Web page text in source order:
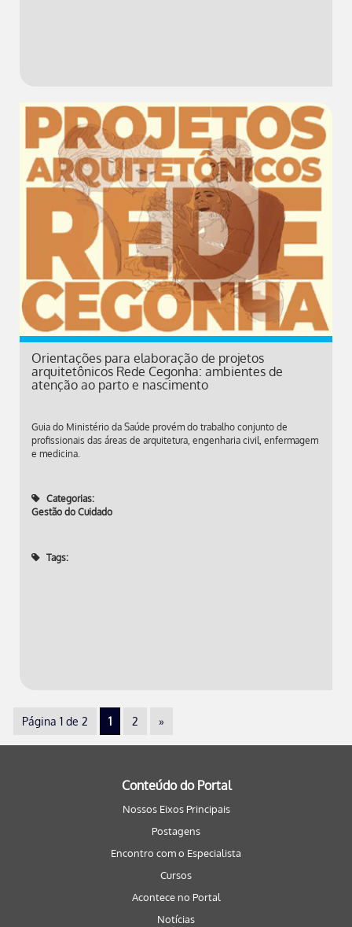
Orientações para elaboração de projetos
arquitetônicos Rede Cegonha: ambientes de
atenção ao parto e nascimento
Guia do Ministério da Saúde provém do trabalho conjunto de
profissionais das áreas de arquitetura, engenharia civil, enfermagem
e medicina.
Categorias:
Gestão do Cuidado
Tags:
Página 1 de 2 1 2 »
Conteúdo do Portal
Nossos Eixos Principais
Postagens
Encontro com o Especialista
Cursos
Acontece no Portal
Notícias